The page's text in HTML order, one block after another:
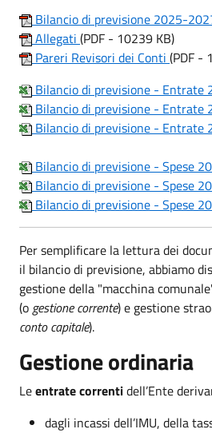
Bilancio di previsione 2025-
Allegati (PDF - 10239 KB)
Pareri Revisori dei Conti (PDF -
Bilancio di previsione - Entrate
Bilancio di previsione - Entrate
Bilancio di previsione - Entrate
Bilancio di previsione - Spese
Bilancio di previsione - Spese
Bilancio di previsione - Spese
Per semplificare la lettura dei
il bilancio di previsione, abbiamo
gestione della "macchina
(ogestione corrente) e gestione
conto capitale).
Gestione ordinaria
Leentrate correntidell’Ente
dagli incassi dell’IMU, della